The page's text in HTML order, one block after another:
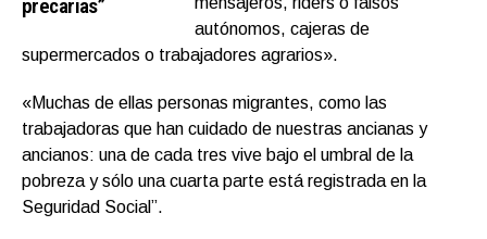
precarias”
autónomos, cajeras de
supermercados o trabajadores agrarios».
«Muchas de ellas personas migrantes, como las
trabajadoras que han cuidado de nuestras ancianas y
ancianos: una de cada tres vive bajo el umbral de la
pobreza y sólo una cuarta parte está registrada en la
Seguridad Social”.